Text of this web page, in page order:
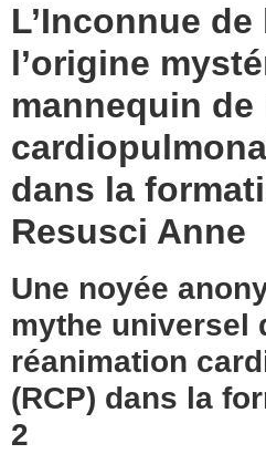
L’Inconnue de
l’origine
mannequin
dans la
Resusci Anne
Une noyée
mythe universel
réanimation
(RCP) dans la
2